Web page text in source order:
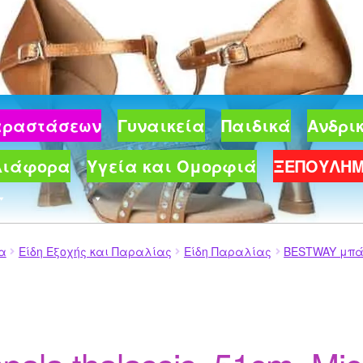
Γυναικεία Παιδικά
Υγεία και Ομορφιά
Είδη Εξοχής και Παραλίας Είδη Παραλίας
BESTWAY